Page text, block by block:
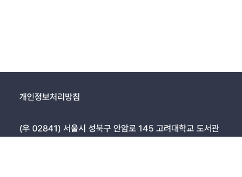
개인정보처리방침
(우 02841) 서울시 성북구 안암로 145 고려대학교 도서관